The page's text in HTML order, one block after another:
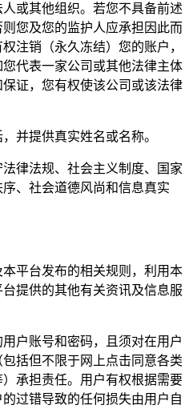
或其他组织。若您不具备前述
您及您的监护人应承担因此而
注销（永久冻结）您的账户，
代表一家公司或其他法律主体
证，您有权使该公司或该法律
并提供真实姓名或名称。
法律法规、社会主义制度、国家
、社会道德风尚和信息真实
本平台发布的相关规则，利用本
提供的其他有关资讯及信息服
户账号和密码，且须对在用户
括但不限于网上点击同意各类
承担责任。用户有权根据需要
过错导致的任何损失由用户自